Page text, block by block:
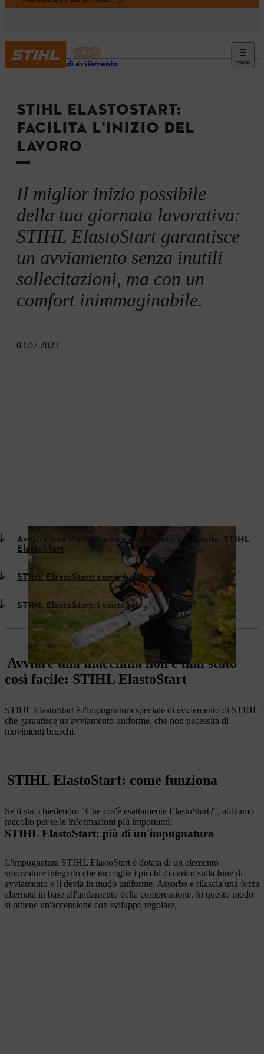
Menù
Sistemi di avviamento
STIHL ELASTOSTART:
FACILITA L'INIZIO DEL
LAVORO
Il miglior inizio possibile
della tua giornata lavorativa:
STIHL ElastoStart garantisce
un avviamento senza inutili
sollecitazioni, ma con un
comfort inimmaginabile.
03.07.2023
Avviare una macchina non è mai stato così facile: STIHL
ElastoStart
STIHL ElastoStart: come funziona
STIHL ElastoStart: i vantaggi
Avviare una macchina non è mai stato
così facile: STIHL ElastoStart
STIHL ElastoStart è l'impugnatura speciale di avviamento di STIHL
che garantisce un'avviamento uniforme, che non necessita di
movimenti bruschi.
STIHL ElastoStart: come funziona
Se ti stai chiedendo: "Che cos'è esattamente ElastoStart?", abbiamo
raccolto per te le informazioni più importanti:
STIHL ElastoStart: più di un'impugnatura
L'impugnatura STIHL ElastoStart è dotata di un elemento
smorzatore integrato che raccoglie i picchi di carico sulla fune di
avviamento e li devia in modo uniforme. Assorbe e rilascia una forza
alternata in base all'andamento della compressione. In questo modo
si ottiene un'accensione con sviluppo regolare.